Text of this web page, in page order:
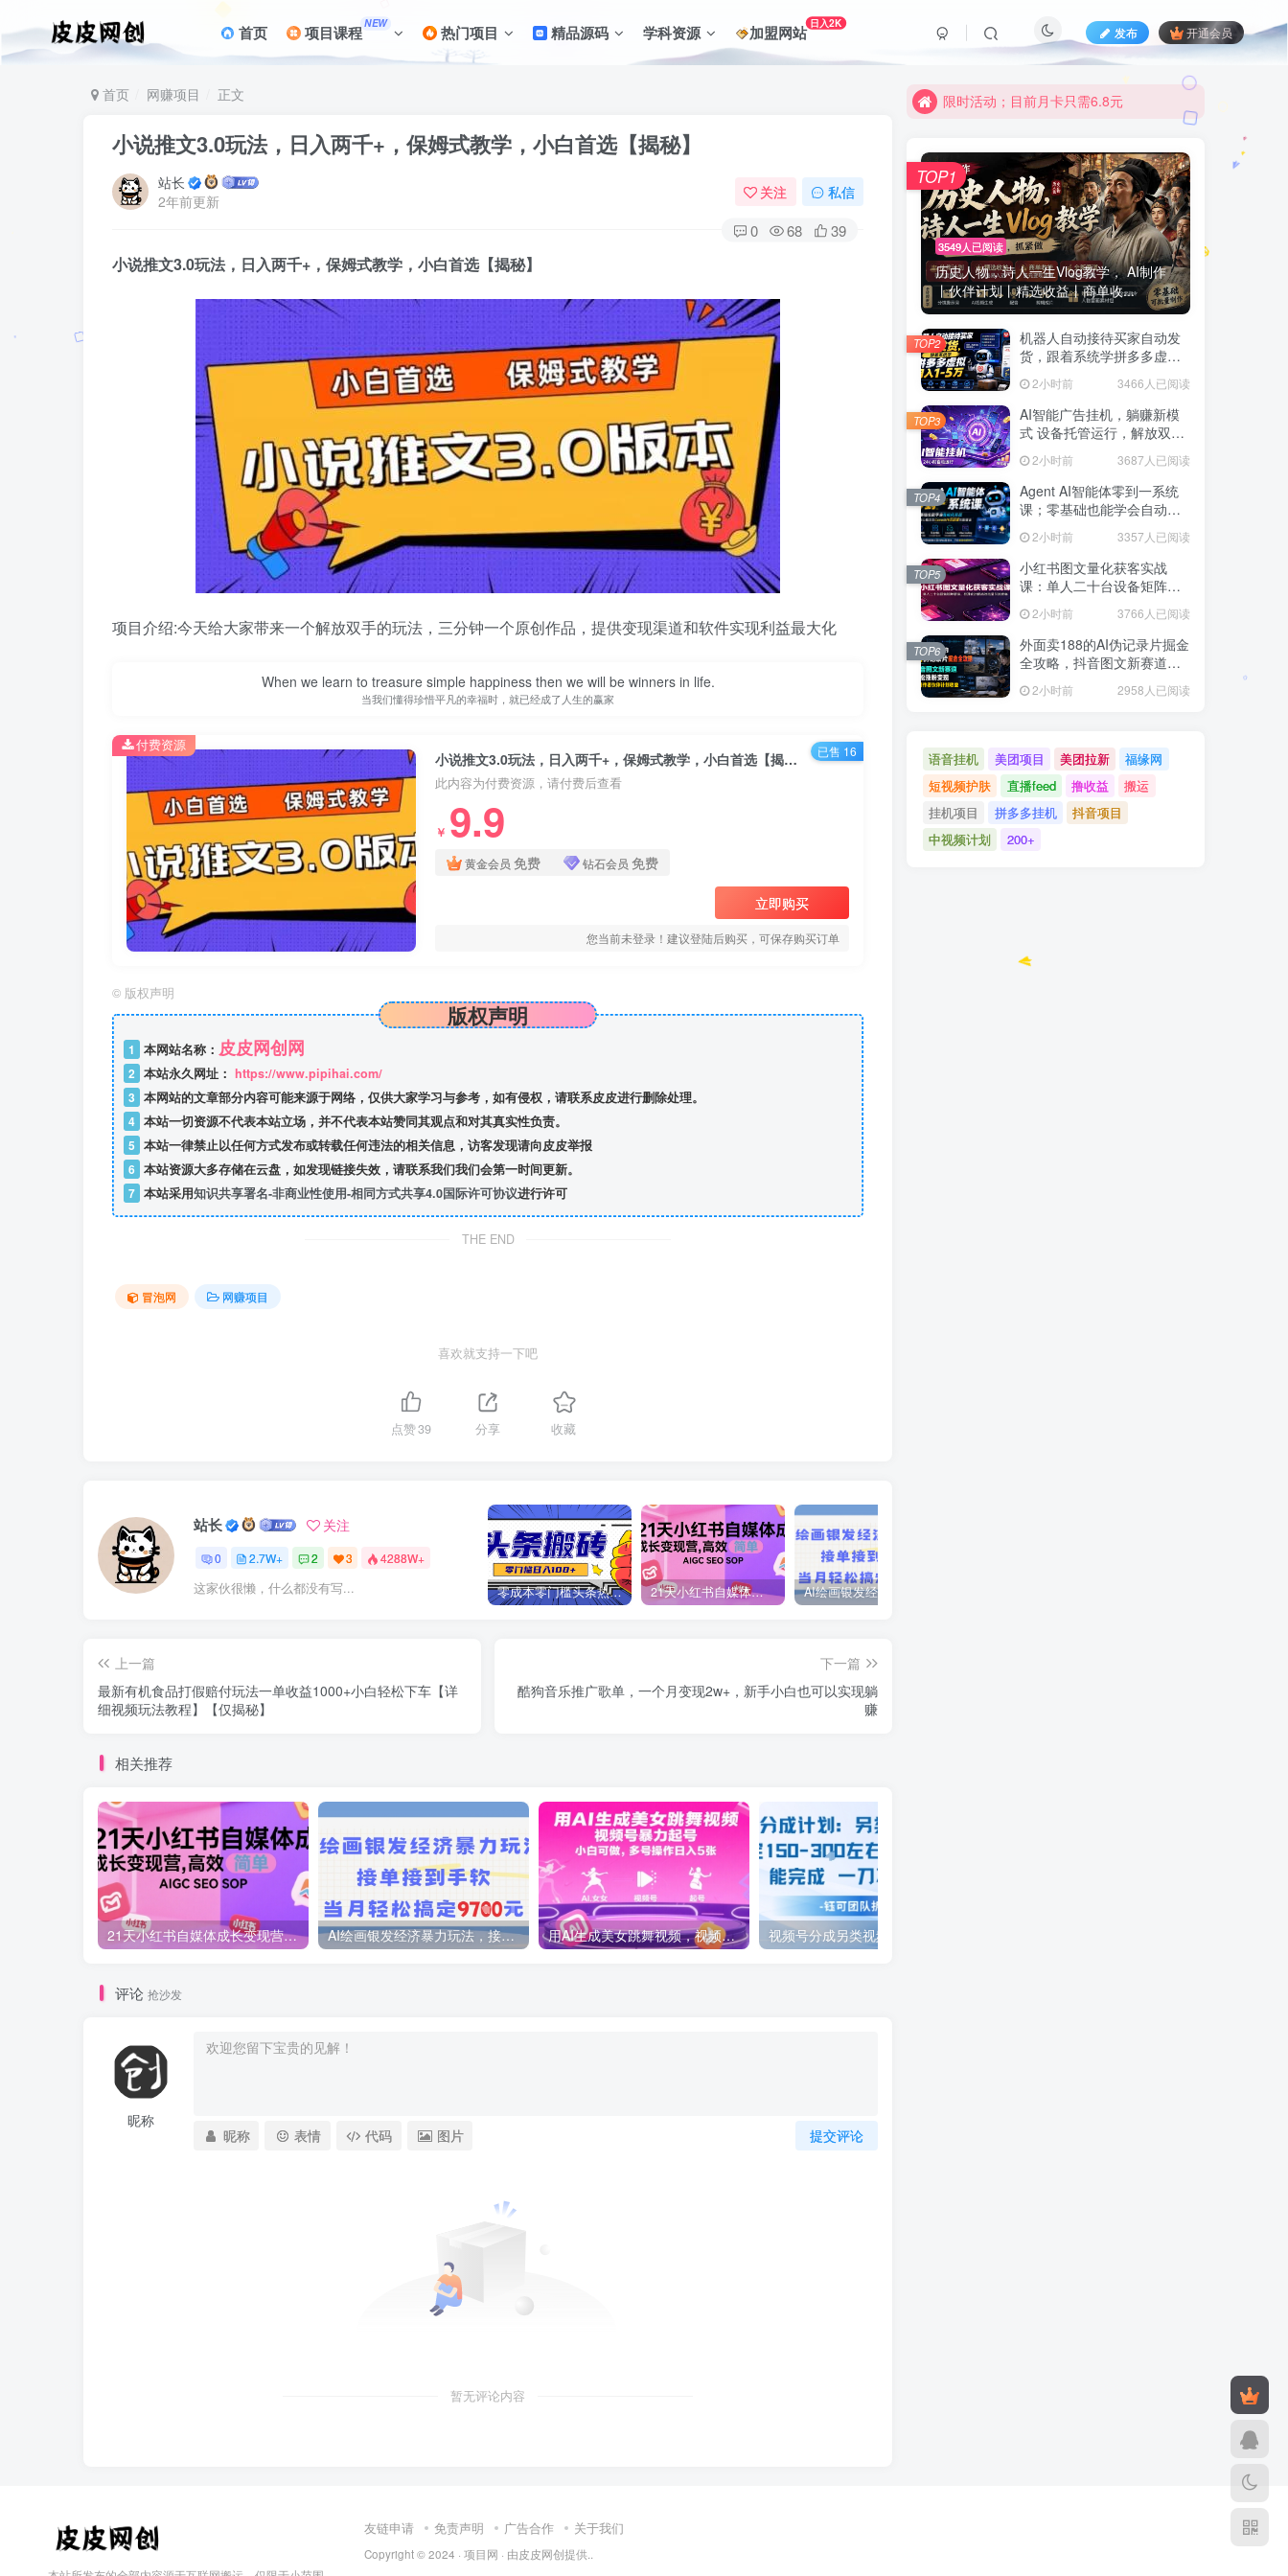
首页 项目课程NEW 热门项目 精品源码 学科资源 加盟网站 日入2K
发布 开通会员
首页 网赚项目 正文
小说推文3.0玩法，日入两千+，保姆式教学，小白首选【揭秘】
站长
2年前更新
关注 私信
0 68 39
小说推文3.0玩法 ，日入两千+，保姆式教学，小白首选【揭秘】
项目介绍:今天给大家带来一个解放双手的玩法，三分钟一个原创作品，提供变现渠道和软件实现利益最大化
When we learn to treasure simple happiness then we will be winners in life.
当我们懂得珍惜平凡的幸福时，就已经成了人生的赢家
小说推文3.0玩法，日入两千+，保姆式教学，小白首选【揭秘】
此内容为付费资源，请付费后查看
￥ 9.9
黄金会员 免费 钻石会员 免费
立即购买
您当前未登录！建议登陆后购买，可保存购买订单
付费资源 已售 16
© 版权声明
版权声明
1 本网站名称： 皮皮网创网
2 本站永久网址： https://www.pipihai.com/
3 本网站的文章部分内容可能来源于网络，仅供大家学习与参考，如有侵权，请联系皮皮进行删除处理。
4 本站一切资源不代表本站立场，并不代表本站赞同其观点和对其真实性负责。
5 本站一律禁止以任何方式发布或转载任何违法的相关信息，访客发现请向皮皮举报
6 本站资源大多存储在云盘，如发现链接失效，请联系我们我们会第一时间更新。
7 本站采用知识共享署名-非商业性使用-相同方式共享4.0国际许可协议进行许可
THE END
冒泡网 网赚项目
喜欢就支持一下吧
点赞39 分享 收藏
站长 关注
0 2.7W+ 2 3 4288W+
这家伙很懒，什么都没有写... 零成本零门槛头条热点搬运术，零门槛日入100+，工具+教程全部附上 21天小红书自媒体成长变现营，高效 简单 AIGC SEO SOP
上一篇
最新有机食品打假赔付玩法一单收益1000+小白轻松下车【详
细视频玩法教程】【仅揭秘】
下一篇
酷狗音乐推广歌单，一个月变现2w+，新手小白也可以实现躺
赚
相关推荐
21天小红书自媒体成长变现营，高效 简单 AIGC SEO SOP AI绘画银发经济暴力玩法，接单接到手软，当月轻松搞定9.7k 用AI生成美女跳舞视频，视频号暴力起号，小白可做，多号操作日入5张
评论 抢沙发
昵称
提交评论
昵称 表情 代码 图片
暂无评论内容
限时活动；目前月卡只需6.8元
有问题联系及时联系皮皮
限时活动；目前月卡只需6.8元
3549人已阅读
历史人物，诗人一生Vlog教学， AI制作
丨伙伴计划丨精选收益丨商单收...
TOP1
机器人自动接待买家自动发
货，跟着系统学拼多多虚拟
2小时前 3466人已阅读
TOP2
AI智能广告挂机，躺赚新模
式 设备托管运行，解放双手
持续变现
2小时前 3687人已阅读
TOP3
Agent AI智能体零到一系统
课；零基础也能学会自动化
实战，从核心概念到Coze工
作流搭建完整覆盖
2小时前 3357人已阅读
TOP4
小红书图文量化获客实战
课：单人二十台设备矩阵搭
建，标准化流程高效批量引
流获客
2小时前 3766人已阅读
TOP5
外面卖188的AI伪记录片掘金
全攻略，抖音图文新赛道，
轻松涨粉变现，拿创作者伙
伴计划收益【文档】
2小时前 2958人已阅读
TOP6
语音挂机 美团项目 美团拉新
福缘网
短视频护肤
直播feed 撸收益
搬运
挂机项目
拼多多挂机
抖音项目
中视频计划
200+
友链申请 免责声明 广告合作 关于我们
Copyright © 2024 · 项目网 · 由皮皮网创提供..